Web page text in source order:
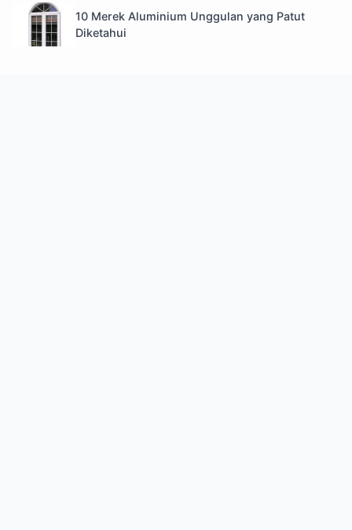
10 Merek Aluminium Unggulan yang Patut
Diketahui